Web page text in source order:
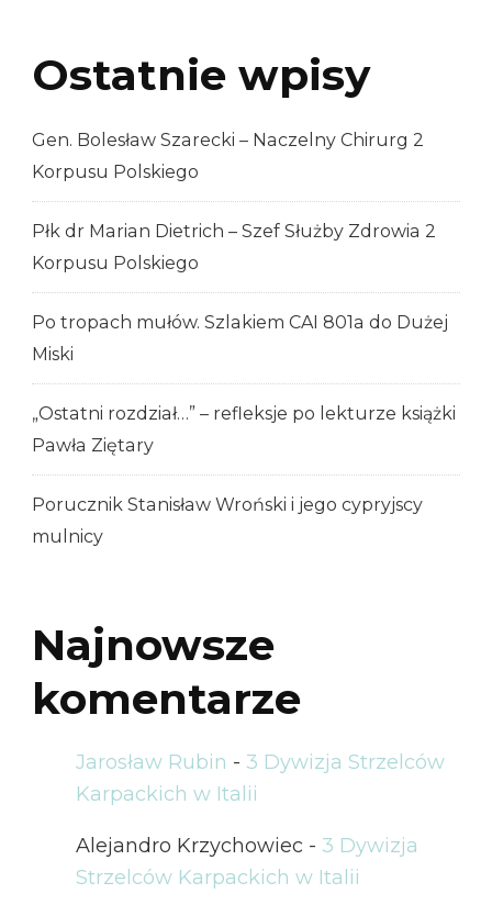
Ostatnie wpisy
Gen. Bolesław Szarecki – Naczelny Chirurg 2
Korpusu Polskiego
Płk dr Marian Dietrich – Szef Służby Zdrowia 2
Korpusu Polskiego
Po tropach mułów. Szlakiem CAI 801a do Dużej
Miski
„Ostatni rozdział…” – refleksje po lekturze książki
Pawła Ziętary
Porucznik Stanisław Wroński i jego cypryjscy
mulnicy
Najnowsze
komentarze
Jarosław Rubin - 3 Dywizja Strzelców
Karpackich w Italii
Alejandro Krzychowiec - 3 Dywizja
Strzelców Karpackich w Italii